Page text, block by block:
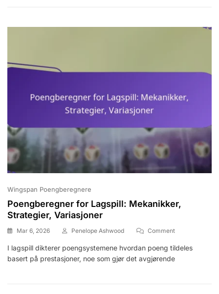
Regler,
Wingspan Poengberegnere
Poengberegner for Lagspill: Mekanikker,
Strategier, Variasjoner
Mar 6, 2026 Penelope Ashwood CommentOn
For
Lagspill:
Variasjoner
I lagspill dikterer poengsystemene hvordan poeng tildeles
basert på prestasjoner, noe som gjør det avgjørende